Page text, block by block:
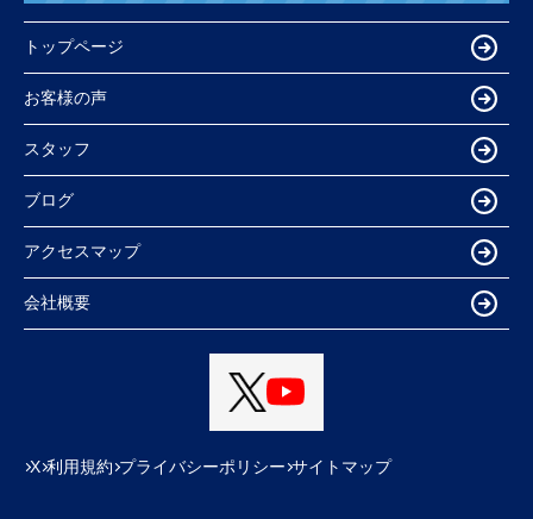
トップページ
お客様の声
スタッフ
ブログ
アクセスマップ
会社概要
X 利用規約 プライバシーポリシー サイトマップ